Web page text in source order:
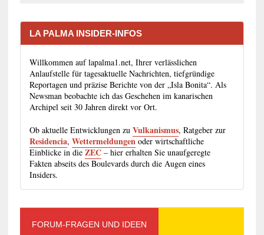
LA PALMA INSIDER-INFOS
Willkommen auf lapalma1.net, Ihrer verlässlichen
Anlaufstelle für tagesaktuelle Nachrichten, tiefgründige
Reportagen und präzise Berichte von der „Isla Bonita“. Als
Newsman beobachte ich das Geschehen im kanarischen
Archipel seit 30 Jahren direkt vor Ort.
Ob aktuelle Entwicklungen zu Vulkanismus, Ratgeber zur
Residencia, Wettermeldungenoder wirtschaftliche
Einblicke in die ZEC– hier erhalten Sie unaufgeregte
Fakten abseits des Boulevards durch die Augen eines
Insiders.
FORUM-FRAGEN UND IDEEN